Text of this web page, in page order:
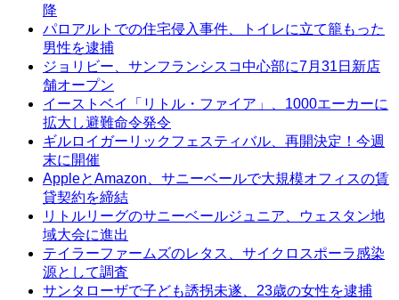
降
パロアルトでの住宅侵入事件、トイレに立て籠もった
男性を逮捕
ジョリビー、サンフランシスコ中心部に7月31日新店
舗オープン
イーストベイ「リトル・ファイア」、1000エーカーに
拡大し避難命令発令
ギルロイガーリックフェスティバル、再開決定！今週
末に開催
AppleとAmazon、サニーベールで大規模オフィスの賃
貸契約を締結
リトルリーグのサニーベールジュニア、ウェスタン地
域大会に進出
テイラーファームズのレタス、サイクロスポーラ感染
源として調査
サンタローザで子ども誘拐未遂、23歳の女性を逮捕